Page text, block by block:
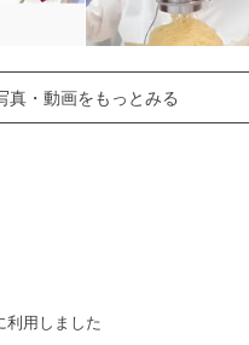
真・動画をもっとみる
利用しました